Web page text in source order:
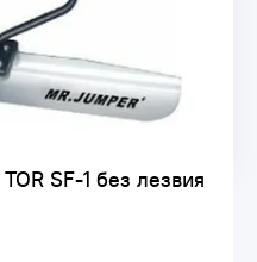
SF-1 без лезвия